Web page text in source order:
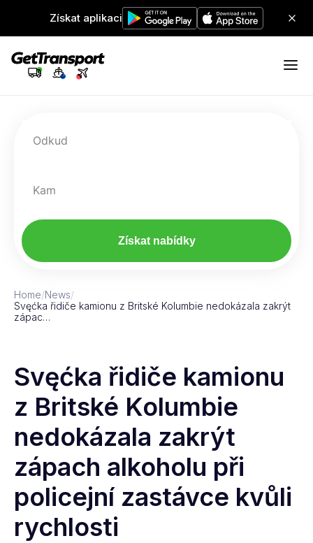
Získat aplikaci
Odkud
Kam
Získat nabídky
Home/News/
Svęćka řidiče kamionu z Britské Kolumbie nedokázala zakrýt
zápac…
Svęćka řidiče kamionu
z Britské Kolumbie
nedokázala zakrýt
zápach alkoholu při
policejní zastávce kvůli
rychlosti